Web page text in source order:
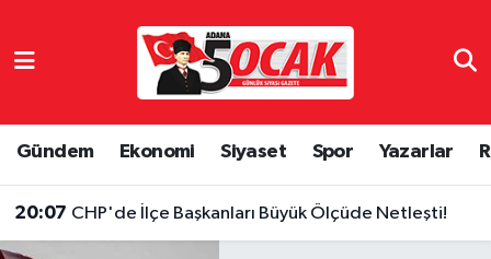
Gündem Ekonomi Siyaset Spor Yazarlar
20:07 CHP'de İlçe Başkanları Büyük Ölçüde Netleşti!
Hava Durumu